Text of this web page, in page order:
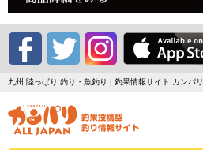
九州 陸っぱり 釣り・魚釣り | 釣果情報サイト カンパリ